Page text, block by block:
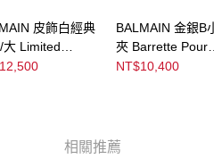
以下網址：
代理人或監護人之同意方可使用
額度不足之情形，本公司將視審查結果
皮飾白經典
大 Limited
White Leather
BALMAIN 金銀B
夾 Barrette Pour
Cheveux Medium
NT$10,400
相關推薦